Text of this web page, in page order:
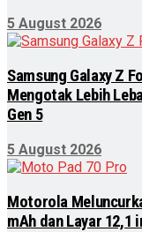
5 August 2026
Samsung Galaxy Z
Mengotak Lebih
Gen 5
5 August 2026
Motorola
mAh dan Layar 12,1